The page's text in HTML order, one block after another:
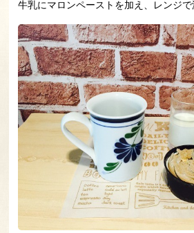
牛乳にマロンペーストを加え、レンジで